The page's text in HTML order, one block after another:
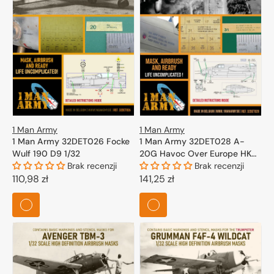
1 Man Army
1 Man Army 32DET026 Focke
Wulf 190 D9 1/32
Brak recenzji
Cena
regularna
110,98 zł
1 Man Army
1 Man Army 32DET028 A-
20G Havoc Over Europe HK
Models 1/32
Brak recenzji
Cena
regularna
141,25 zł